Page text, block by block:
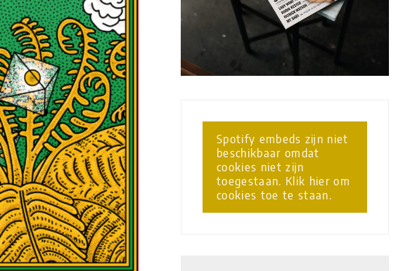
Spotify embeds zijn niet
beschikbaar omdat
cookies niet zijn
toegestaan. Klik hier om
cookies toe te staan.